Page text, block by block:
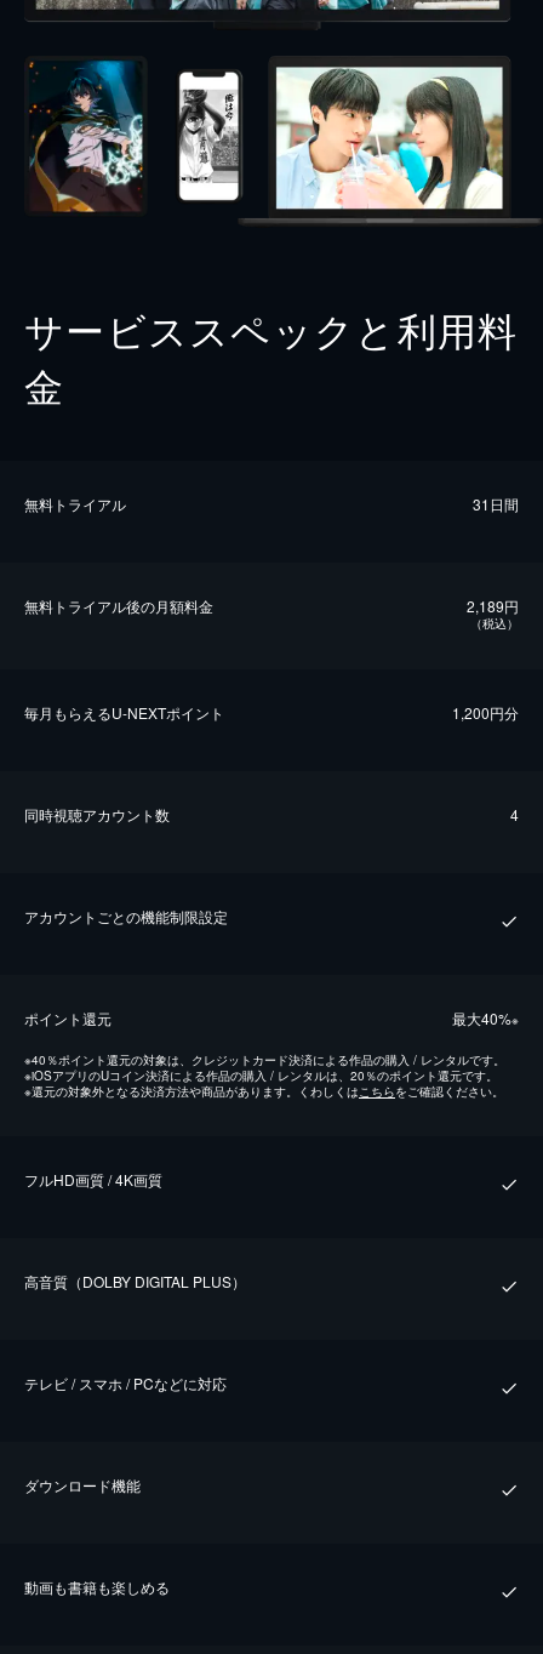
サービススペックと利用料
金
無料トライアル 31日間
無料トライアル後の⽉額料金 2,189円
（税込）
毎⽉もらえるU-NEXTポイント 1,200円分
同時視聴アカウント数 4
アカウントごとの機能制限設定
ポイント還元 最⼤40%※
※40％ポイント還元の対象は、クレジットカード決済による作品の購入 / レンタルです。
※iOSアプリのUコイン決済による作品の購入 / レンタルは、20％のポイント還元です。
※還元の対象外となる決済方法や商品があります。くわしくは こちらをご確認ください。
フルHD画質 / 4K画質
⾼⾳質（DOLBY DIGITAL PLUS）
テレビ / スマホ / PCなどに対応
ダウンロード機能
動画も書籍も楽しめる